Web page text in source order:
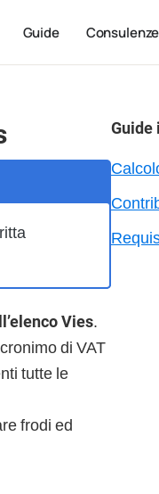
Guide Consulenze
Vies.
di VAT
tutte le
frodi ed
Guide